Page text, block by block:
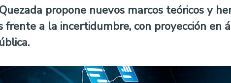
propone nuevos marcos teóricos y
frente a la incertidumbre, con proyección en